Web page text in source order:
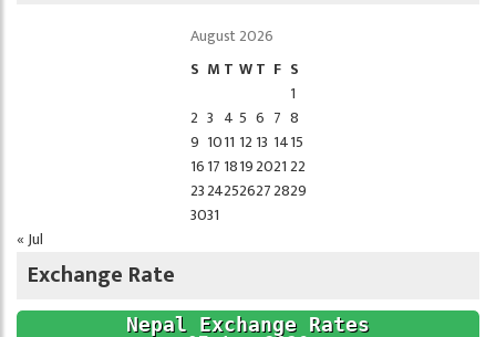
August 2026
S M T WT F S
1
2 3 4 5 6 7 8
9 1011 12 13 1415
1617 1819202122
23242526272829
3031
« Jul
Exchange Rate